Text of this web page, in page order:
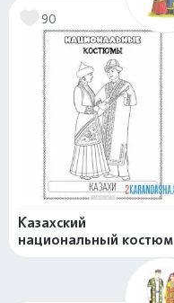
90
Казахский
национальный костюм